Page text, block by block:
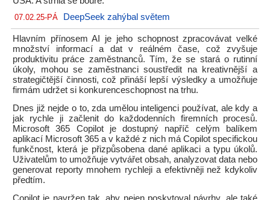
07.02.25-PÁ DeepSeek zahýbal světem
Hlavním přínosem AI je jeho schopnost zpracovávat velké
množství informací a dat v reálném čase, což zvyšuje
produktivitu práce zaměstnanců. Tím, že se stará o rutinní
úkoly, mohou se zaměstnanci soustředit na kreativnější a
strategičtější činnosti, což přináší lepší výsledky a umožňuje
firmám udržet si konkurenceschopnost na trhu.
Dnes již nejde o to, zda umělou inteligenci používat, ale kdy a
jak rychle ji začlenit do každodenních firemních procesů.
Microsoft 365 Copilot je dostupný napříč celým balíkem
aplikací Microsoft 365 a v každé z nich má Copilot specifickou
funkčnost, která je přizpůsobena dané aplikaci a typu úkolů.
Uživatelům to umožňuje vytvářet obsah, analyzovat data nebo
generovat reporty mnohem rychleji a efektivněji než kdykoliv
předtím.